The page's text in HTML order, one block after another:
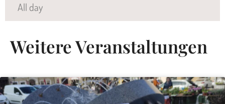
All day
Weitere Veranstaltungen